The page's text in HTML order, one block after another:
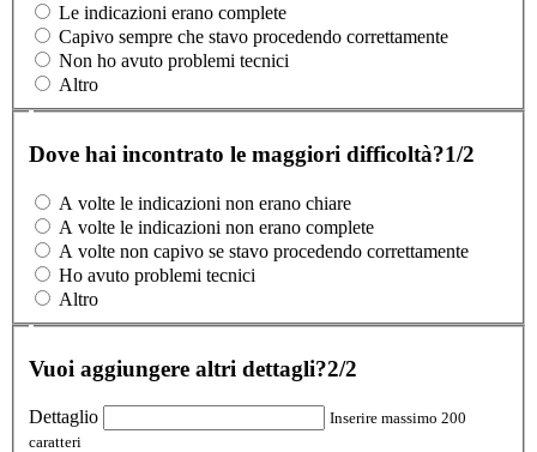
Le indicazioni erano complete
Capivo sempre che stavo procedendo correttamente
Non ho avuto problemi tecnici
Altro
Dove hai incontrato le maggiori difficoltà?1/2
A volte le indicazioni non erano chiare
A volte le indicazioni non erano complete
A volte non capivo se stavo procedendo correttamente
Ho avuto problemi tecnici
Altro
Vuoi aggiungere altri dettagli?2/2
Dettaglio
Inserire massimo 200
caratteri